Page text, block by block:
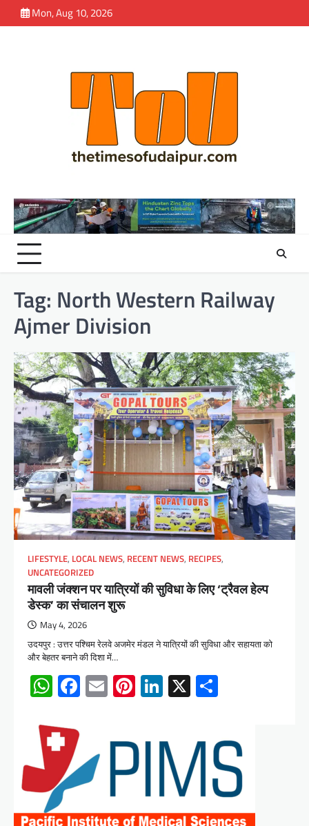
to
Mon, Aug 10, 2026
Tag: North Western Railway
Ajmer Division
LIFESTYLE, LOCAL NEWS, RECENT NEWS, RECIPES,
UNCATEGORIZED
मावली जंक्शन पर यात्रियों की सुविधा के लिए ‘ट्रैवल हेल्प
डेस्क’ का संचालन शुरू
May 4, 2026
उदयपुर : उत्तर पश्चिम रेलवे अजमेर मंडल ने यात्रियों की सुविधा और सहायता को
और बेहतर बनाने की दिशा में…
WhatsApp
Facebook
EmailPinterest
LinkedIn
X